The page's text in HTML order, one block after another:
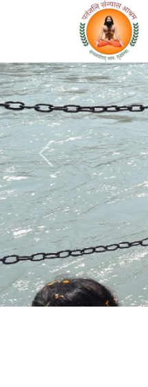
Previous